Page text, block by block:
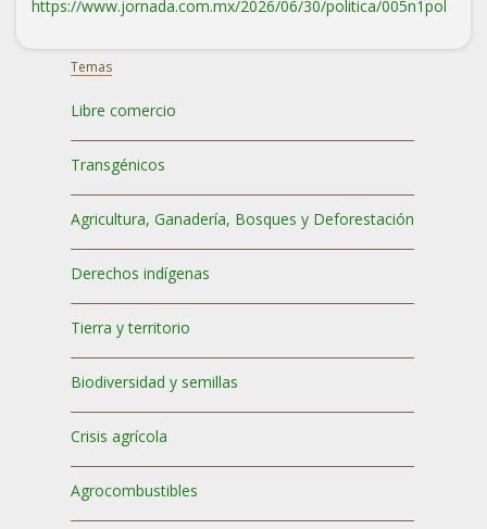
https://www.jornada.com.mx/2026/06/30/politica/005n1pol
Temas
Libre comercio
Transgénicos
Agricultura, Ganadería, Bosques y Deforestación
Derechos indígenas
Tierra y territorio
Biodiversidad y semillas
Crisis agrícola
Agrocombustibles